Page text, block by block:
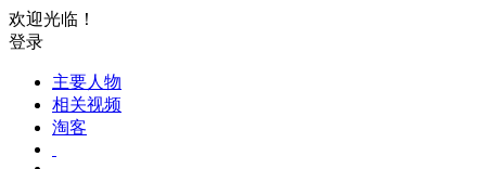
欢迎光临！
登录
主要人物
相关视频
淘客